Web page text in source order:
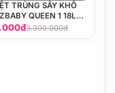
TRÙNG SẤY KHÔ
QUEEN 1 18L
màu Xanh, màu
3.300.000đ